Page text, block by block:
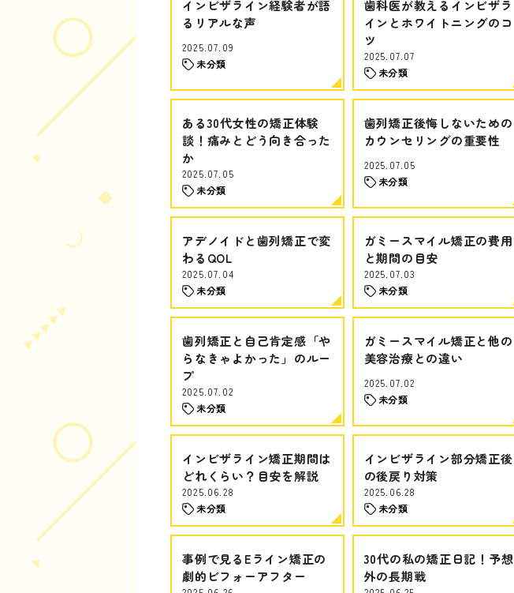
インビザライン経験者が語
るリアルな声
2025.07.09
未分類
歯科医が教えるインビザラ
インとホワイトニングのコ
ツ
2025.07.07
未分類
ある30代女性の矯正体験
談！痛みとどう向き合った
か
2025.07.05
未分類
歯列矯正後悔しないための
カウンセリングの重要性
2025.07.05
未分類
アデノイドと歯列矯正で変
わるQOL
2025.07.04
未分類
ガミースマイル矯正の費用
と期間の目安
2025.07.03
未分類
歯列矯正と自己肯定感「や
らなきゃよかった」のルー
プ
2025.07.02
未分類
ガミースマイル矯正と他の
美容治療との違い
2025.07.02
未分類
インビザライン矯正期間は
どれくらい？目安を解説
2025.06.28
未分類
インビザライン部分矯正後
の後戻り対策
2025.06.28
未分類
事例で見るEライン矯正の
劇的ビフォーアフター
30代の私の矯正日記！予想
外の長期戦